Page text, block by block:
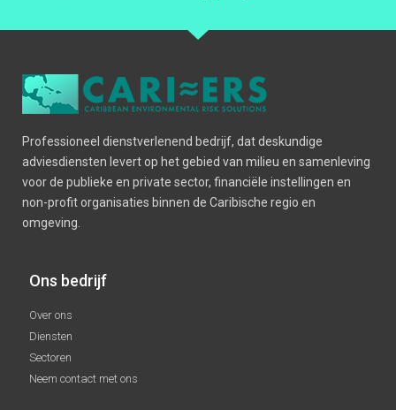
Professioneel dienstverlenend bedrijf, dat deskundige
adviesdiensten levert op het gebied van milieu en samenleving
voor de publieke en private sector, financiële instellingen en
non-profit organisaties binnen de Caribische regio en
omgeving.
Ons bedrijf
Over ons
Diensten
Sectoren
Neem contact met ons